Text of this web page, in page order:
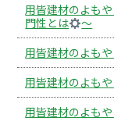
用皆建材のよも
門性とは
～
用皆建材のよも
用皆建材のよも
用皆建材のよも